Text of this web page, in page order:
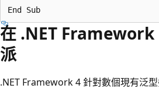
在 .NET Framework
派
.NET Framework 4 針對數個現有泛